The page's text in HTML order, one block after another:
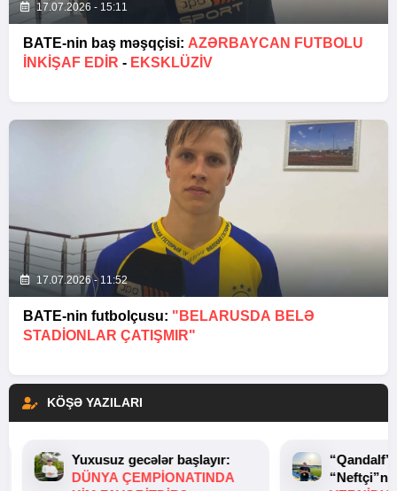
17.07.2026 - 15:11
BATE-nin baş məşqçisi: AZƏRBAYCAN FUTBOLU
INKIŞAF EDIR - EKSKLÜZİV
17.07.2026 - 11:52
BATE-nin futbolçusu: "BELARUSDA BELƏ
STADIONLAR ÇATIŞMIR"
KÖŞƏ YAZILARI
Yuxusuz gecələr başlayır:
DÜNYA ÇEMPIONATINDA